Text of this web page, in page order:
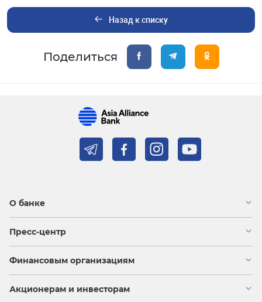
Назад к списку
Поделиться
О банке
Пресс-центр
Финансовым организациям
Акционерам и инвесторам